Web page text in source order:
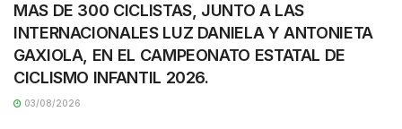
MAS DE 300 CICLISTAS, JUNTO A LAS
INTERNACIONALES LUZ DANIELA Y ANTONIETA
GAXIOLA, EN EL CAMPEONATO ESTATAL DE
CICLISMO INFANTIL 2026.
03/08/2026